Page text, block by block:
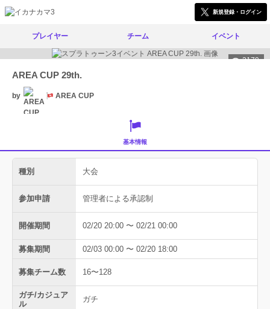
新規登録・ログイン
プレイヤー チーム イベント
2179
AREA CUP 29th.
by AREA CUP
基本情報
種別 大会
参加申請 管理者による承認制
開催期間 02/20 20:00 〜 02/21 00:00
募集期間 02/03 00:00 〜 02/20 18:00
募集チーム数 16〜128
ガチ/カジュア
ル
ガチ